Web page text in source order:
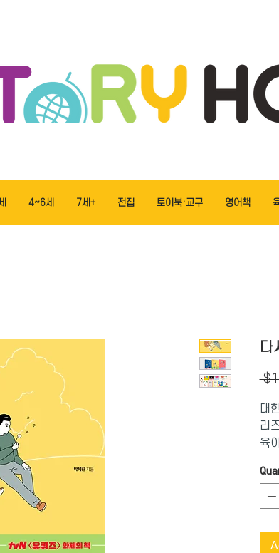
4~6세 7세+ 전집 토이북·교구 영어책
대
리
육
부
부
에
필